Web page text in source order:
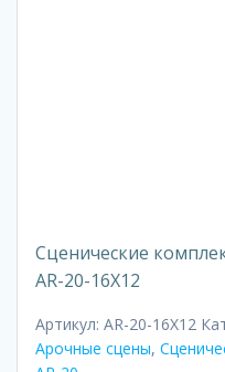
Сценические
AR-20-16X12
Артикул: AR-20-16X12
Арочные сцены,